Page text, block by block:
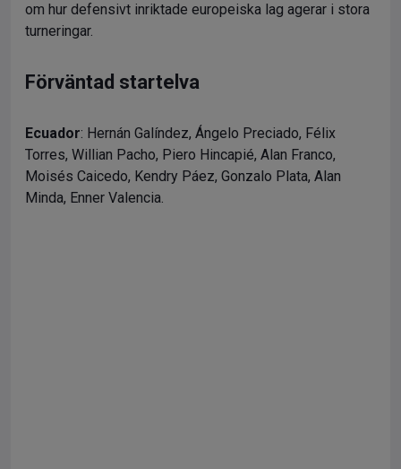
om hur defensivt inriktade europeiska lag agerar i stora
turneringar.
Förväntad startelva
Ecuador: Hernán Galíndez, Ángelo Preciado, Félix
Torres, Willian Pacho, Piero Hincapié, Alan Franco,
Moisés Caicedo, Kendry Páez, Gonzalo Plata, Alan
Minda, Enner Valencia.